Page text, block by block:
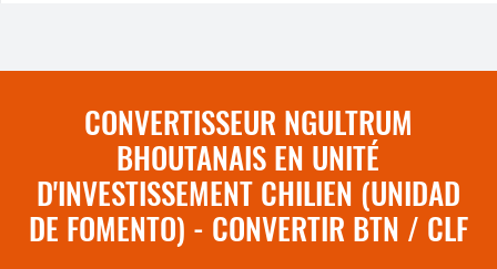
CONVERTISSEUR NGULTRUM
BHOUTANAIS EN UNITÉ
D'INVESTISSEMENT CHILIEN (UNIDAD
DE FOMENTO) - CONVERTIR BTN / CLF